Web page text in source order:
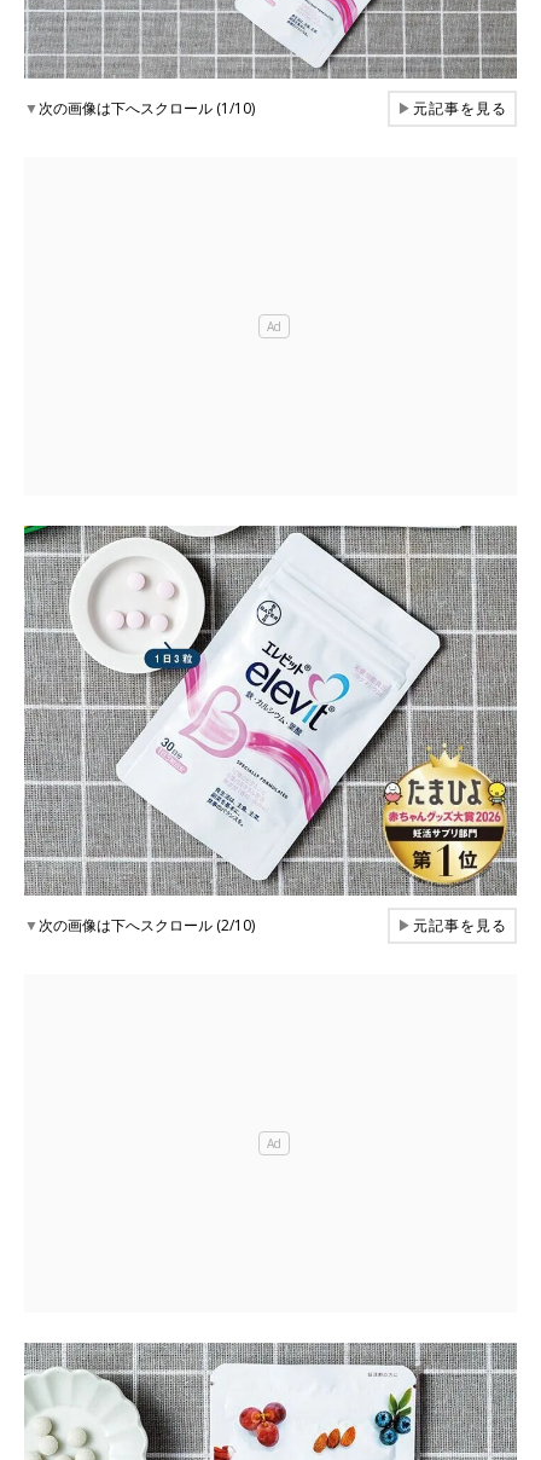
▼次の画像は下へスクロール (1/10) ▶元記事を見る
▼次の画像は下へスクロール (2/10) ▶元記事を見る